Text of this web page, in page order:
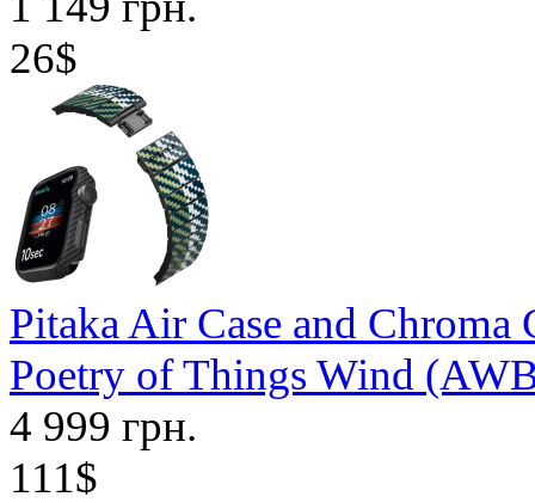
26$
Pitaka Air Case and
Poetry of Things Wind
4 999 грн.
111$